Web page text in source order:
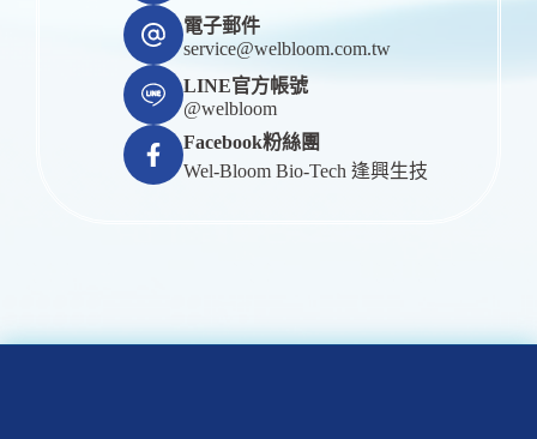
電子郵件
service@welbloom.com.tw
LINE官方帳號
@welbloom
Facebook粉絲團
Wel-Bloom Bio-Tech 逢興生技